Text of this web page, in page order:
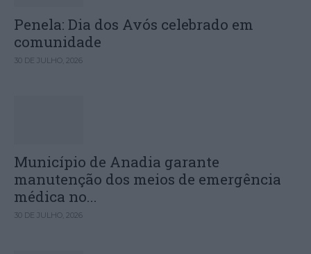
Penela: Dia dos Avós celebrado em
comunidade
30 DE JULHO, 2026
Município de Anadia garante
manutenção dos meios de emergência
médica no...
30 DE JULHO, 2026